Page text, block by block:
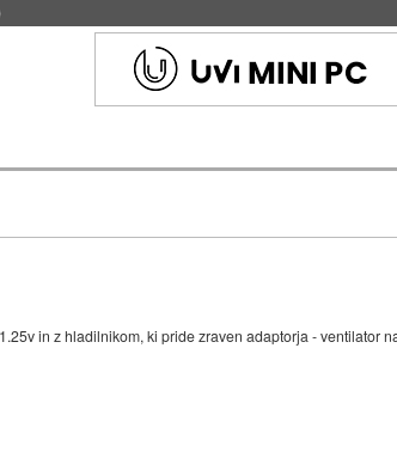
in z hladilnikom, ki pride zraven adaptorja - ventilator